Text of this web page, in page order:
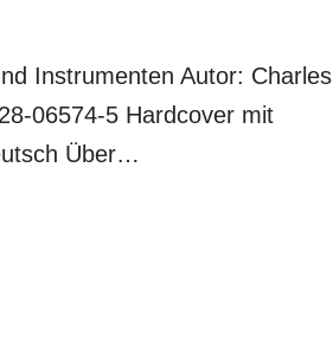
Instrumenten Autor: Charles
06574-5 Hardcover mit
Über…